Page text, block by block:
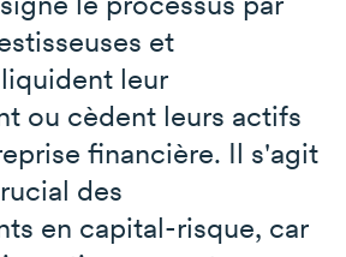
et
leur
ou cèdent leurs actifs
financière. Il s'agit
des
en capital-risque, car